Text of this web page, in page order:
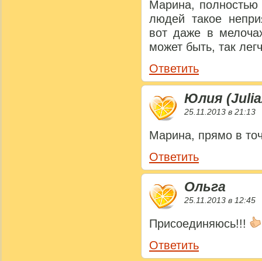
Марина,
людей такое
вот даже в
может быть, так
Ответить
Юлия
25.11.2013 в 21:13
Марина, прямо в
Ответить
Ольга
25.11.2013 в 12:45
Присоединяюсь!!!
Ответить